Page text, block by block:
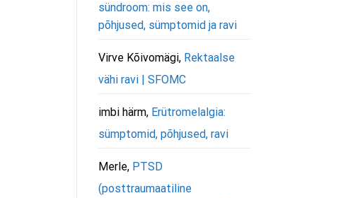
sündroom: mis see on,
põhjused, sümptomid ja ravi
Virve Kõivomägi, Rektaalse
vähi ravi | SFOMC
imbi härm, Erütromelalgia:
sümptomid, põhjused, ravi
Merle, PTSD
(posttraumaatiline